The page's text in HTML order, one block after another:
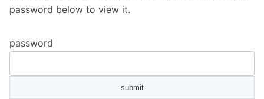
password below to view it.
password